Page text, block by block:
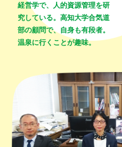
経営学で、人的資源管理を研
究している。高知大学合気道
部の顧問で、自身も有段者。
温泉に行くことが趣味。